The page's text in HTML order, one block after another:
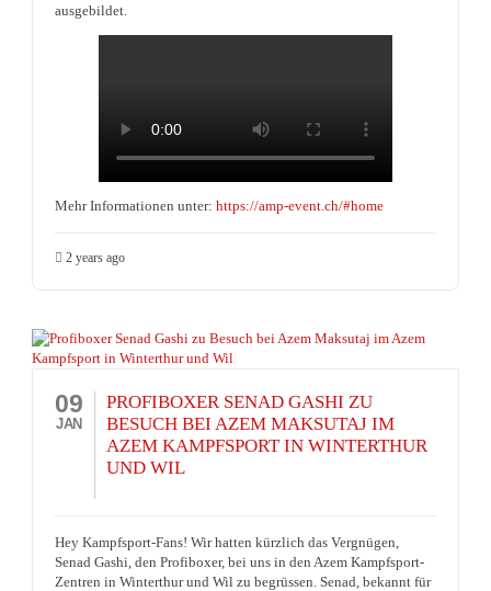
ausgebildet.
Mehr Informationen unter:https://amp-event.ch/#home
2 years ago
09
JAN
PROFIBOXER SENAD GASHI ZU
BESUCH BEI AZEM MAKSUTAJ IM
AZEM KAMPFSPORT IN WINTERTHUR
UND WIL
Hey Kampfsport-Fans! Wir hatten kürzlich das Vergnügen,
Senad Gashi, den Profiboxer, bei uns in den Azem Kampfsport-
Zentren in Winterthur und Wil zu begrüssen. Senad, bekannt für